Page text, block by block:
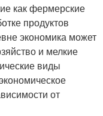
как фермерские
продуктов
экономика может
и мелкие
виды
от